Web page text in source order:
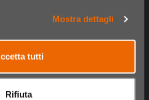
Mostra dettagli
tutti
Rifiutafrequenti